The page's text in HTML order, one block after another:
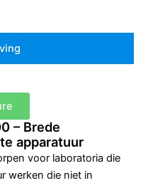
– Brede
apparatuur
voor laboratoria die
werken die niet in